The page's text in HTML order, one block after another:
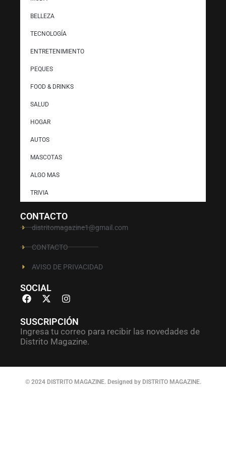
BELLEZA
TECNOLOGÍA
ENTRETENIMIENTO
PEQUES
FOOD & DRINKS
SALUD
HOGAR
AUTOS
MASCOTAS
ALGO MAS
TRIVIA
CONTACTO
distritomagazine1@gmail.com
CONTACTO
AVISO DE PRIVACIDAD
SOCIAL
SUSCRIPCIÓN
Ingresa tu correo para recibir las novedades de
Distrito Magazine.
© 2024 DISTRITO MAGAZINE. Designed by DISTRITO MAGAZINE.